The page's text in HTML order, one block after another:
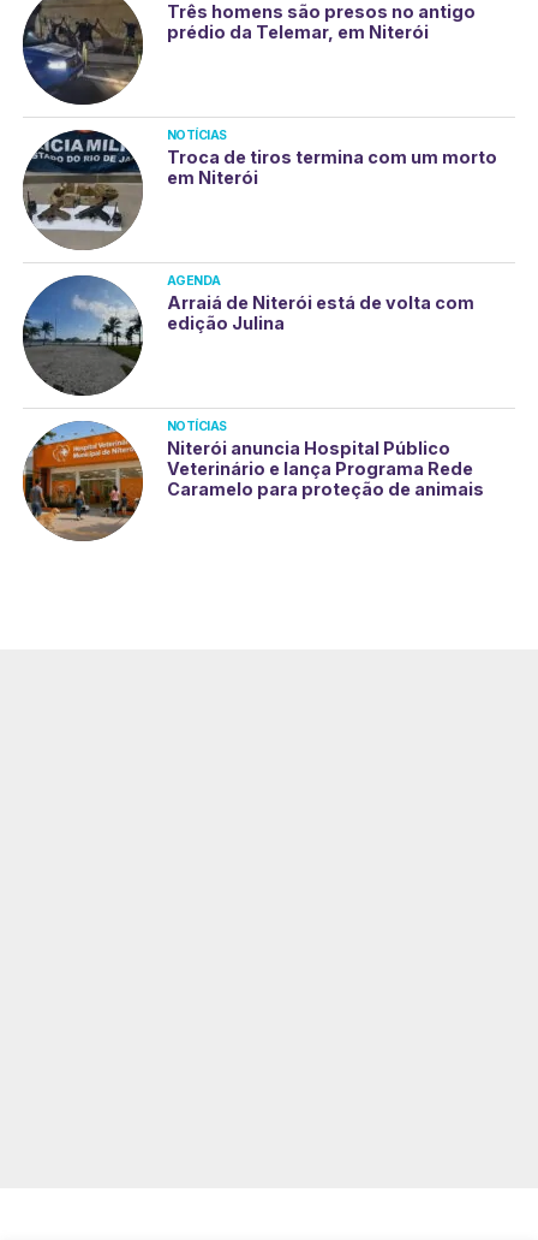
Três homens são presos no antigo
prédio da Telemar, em Niterói
NOTÍCIAS
Troca de tiros termina com um morto
em Niterói
AGENDA
Arraiá de Niterói está de volta com
edição Julina
NOTÍCIAS
Niterói anuncia Hospital Público
Veterinário e lança Programa Rede
Caramelo para proteção de animais